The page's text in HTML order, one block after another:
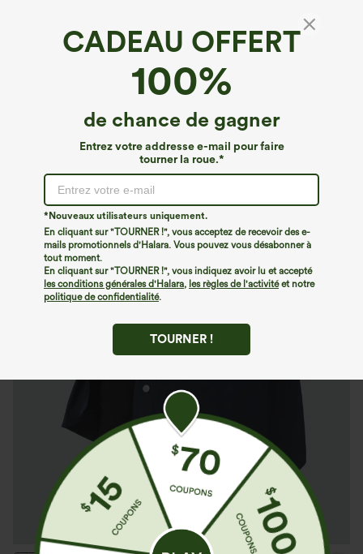
CADEAU OFFERT
100%
de chance de gagner
Entrez votre addresse e-mail pour faire
tourner la roue.*
*Nouveaux utilisateurs uniquement.
En cliquant sur "TOURNER !", vous acceptez de recevoir des e-
mails promotionnels d'Halara. Vous pouvez vous désabonner à
tout moment.
En cliquant sur "TOURNER !", vous indiquez avoir lu et accepté
les conditions générales d'Halara, les règles de l'activitéet notre
politique de confidentialité.
TOURNER !
Mini-jupe de randonnée 2-en-1, taille haute,
coupe A, à boutons-pression, avec poches